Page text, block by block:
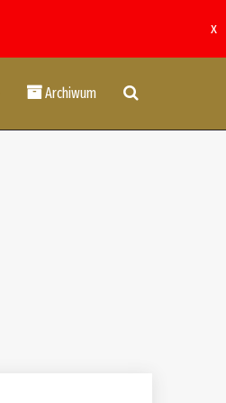
x
Archiwum